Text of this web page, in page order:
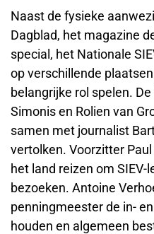
Naast de fysieke
Dagblad, het magazine
special, het Nationale
op verschillende
belangrijke rol spelen.
Simonis en Rolien van
samen met journalist
vertolken. Voorzitter
het land reizen om SIEV-
bezoeken. Antoine
penningmeester de in-
houden en algemeen